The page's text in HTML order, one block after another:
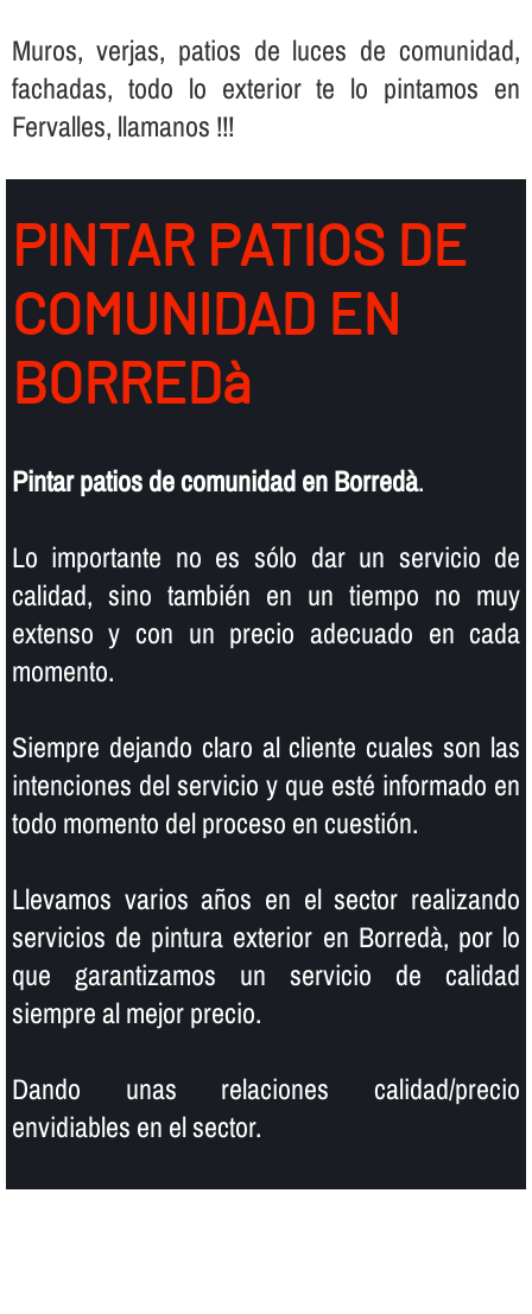
Muros, verjas, patios de luces de comunidad,
fachadas, todo lo exterior te lo pintamos en
Fervalles, llamanos !!!
PINTAR PATIOS DE
COMUNIDAD EN
BORREDà
Pintar patios de comunidad en Borredà.
Lo importante no es sólo dar un servicio de
calidad, sino también en un tiempo no muy
extenso y con un precio adecuado en cada
momento.
Siempre dejando claro al cliente cuales son las
intenciones del servicio y que esté informado en
todo momento del proceso en cuestión.
Llevamos varios años en el sector realizando
servicios de pintura exterior en Borredà, por lo
que garantizamos un servicio de calidad
siempre al mejor precio.
Dando unas relaciones calidad/precio
envidiables en el sector.